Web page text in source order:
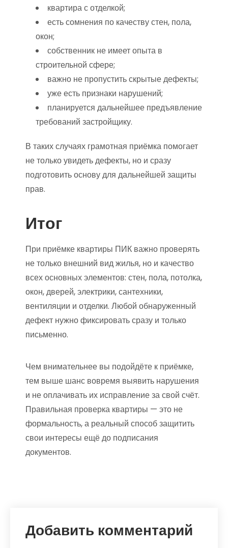
квартира с отделкой;
есть сомнения по качеству стен, пола,
окон;
собственник не имеет опыта в
строительной сфере;
важно не пропустить скрытые дефекты;
уже есть признаки нарушений;
планируется дальнейшее предъявление
требований застройщику.
В таких случаях грамотная приёмка помогает
не только увидеть дефекты, но и сразу
подготовить основу для дальнейшей защиты
прав.
Итог
При приёмке квартиры ПИК важно проверять
не только внешний вид жилья, но и качество
всех основных элементов: стен, пола, потолка,
окон, дверей, электрики, сантехники,
вентиляции и отделки. Любой обнаруженный
дефект нужно фиксировать сразу и только
письменно.
Чем внимательнее вы подойдёте к приёмке,
тем выше шанс вовремя выявить нарушения
и не оплачивать их исправление за свой счёт.
Правильная проверка квартиры — это не
формальность, а реальный способ защитить
свои интересы ещё до подписания
документов.
Добавить комментарий